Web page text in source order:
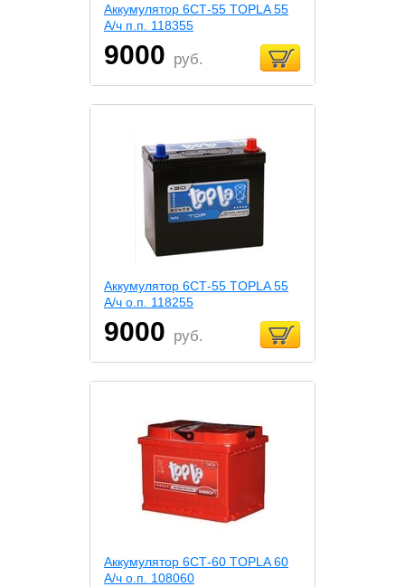
Аккумулятор 6СТ-55 TOPLA 55
А/ч п.п. 118355
9000 руб.
Аккумулятор 6СТ-55 TOPLA 55
А/ч о.п. 118255
9000 руб.
Аккумулятор 6СТ-60 TOPLA 60
А/ч о.п. 108060